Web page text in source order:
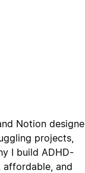
Notion
projects,
I build ADHD-
and